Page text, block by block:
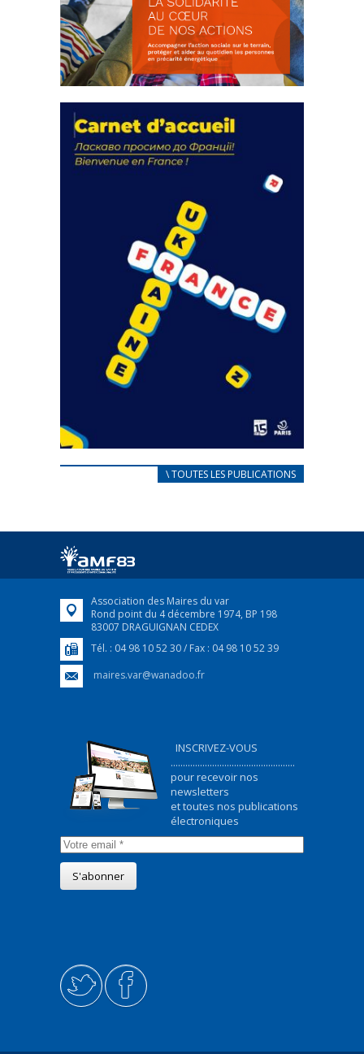
actions
18 septembre 2023
FEUILLETER
CARNET D’ACCUEIL
Afin d’accompagner au mieux les réfugiés
FEUILLETER
\ TOUTES LES PUBLICATIONS
Association des Maires du var
Rond point du 4 décembre 1974, BP 198
83007 DRAGUIGNAN CEDEX
Tél. : 04 98 10 52 30 / Fax : 04 98 10 52 39
maires.var@wanadoo.fr
INSCRIVEZ-VOUS
...................................................
pour recevoir nos
newsletters
et toutes nos publications
électroniques